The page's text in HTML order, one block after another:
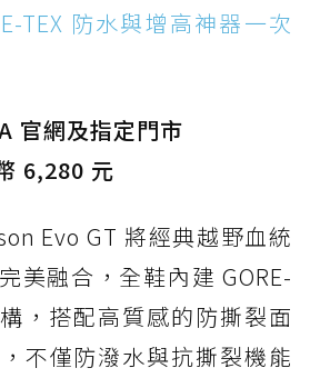
TEX 防水與增高神器一次
官網及指定門市
6,280 元
Evo GT 將經典越野血統
美融合，全鞋內建 GORE-
，搭配高質感的防撕裂面
不僅防潑水與抗撕裂機能